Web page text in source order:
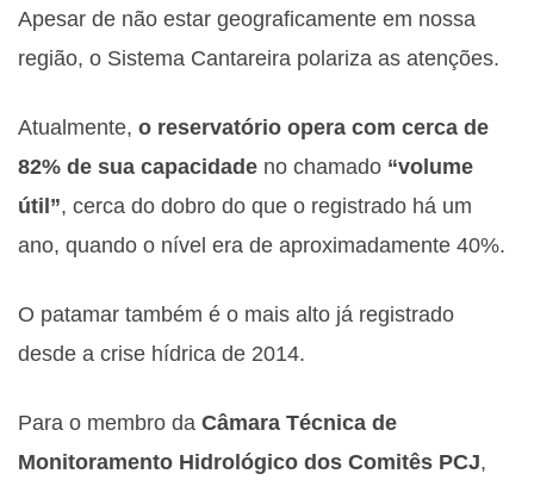
Apesar de não estar geograficamente em nossa
região, o Sistema Cantareira polariza as atenções.
Atualmente, o reservatório opera com cerca de
82% de sua capacidade no chamado “volume
útil”, cerca do dobro do que o registrado há um
ano, quando o nível era de aproximadamente 40%.
O patamar também é o mais alto já registrado
desde a crise hídrica de 2014.
Para o membro da Câmara Técnica de
Monitoramento Hidrológico dos Comitês PCJ,